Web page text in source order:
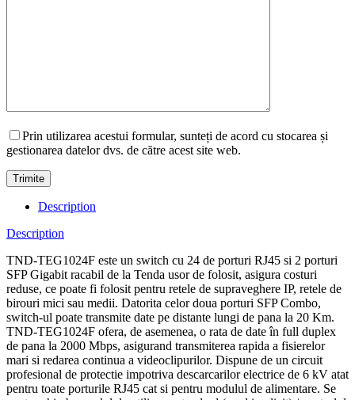
Prin utilizarea acestui formular, sunteți de acord cu stocarea și
gestionarea datelor dvs. de către acest site web.
Description
Description
TND-TEG1024F este un switch cu 24 de porturi RJ45 si 2 porturi
SFP Gigabit racabil de la Tenda usor de folosit, asigura costuri
reduse, ce poate fi folosit pentru retele de supraveghere IP, retele de
birouri mici sau medii. Datorita celor doua porturi SFP Combo,
switch-ul poate transmite date pe distante lungi de pana la 20 Km.
TND-TEG1024F ofera, de asemenea, o rata de date în full duplex
de pana la 2000 Mbps, asigurand transmiterea rapida a fisierelor
mari si redarea continua a videoclipurilor. Dispune de un circuit
profesional de protectie impotriva descarcarilor electrice de 6 kV atat
pentru toate porturile RJ45 cat si pentru modulul de alimentare. Se